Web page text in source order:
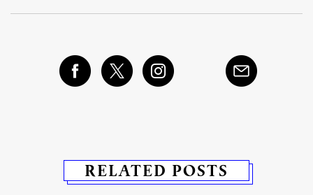
RELATED POSTS